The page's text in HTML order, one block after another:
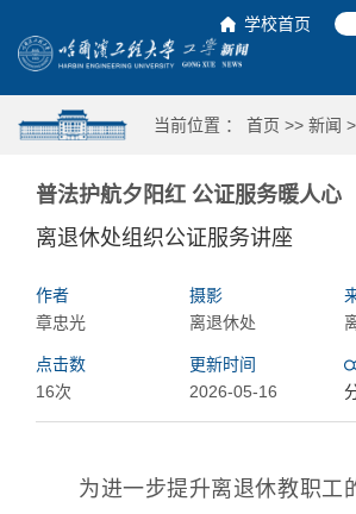
学校首页
当前位置 ： 首页 >> 新闻
普法护航夕阳红 公证服务暖人心
离退休处组织公证服务讲座
作者
章忠光
摄影
离退休处
点击数
16次
更新时间
2026-05-16
为进一步提升离退休教职工